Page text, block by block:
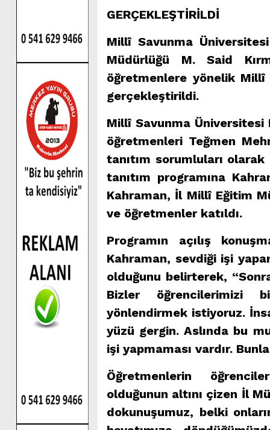
GERÇEKLEŞTİRİLDİ
Millî Savunma
Müdürlüğü M. Said
öğretmenlere yönelik Millî
gerçekleştirildi.
Millî Savunma Üniversitesi
öğretmenleri Teğmen
tanıtım sorumluları
tanıtım programına
Kahraman, İl Millî Eğitim
ve öğretmenler katıldı.
Programın açılış
Kahraman, sevdiği işi
olduğunu belirterek,
Bizler öğrencilerimizi
yönlendirmek istiyoruz.
yüzü gergin. Aslında bu
işi yapmaması vardır.
Öğretmenlerin
olduğunun altını çizen İl
dokunuşumuz, belki